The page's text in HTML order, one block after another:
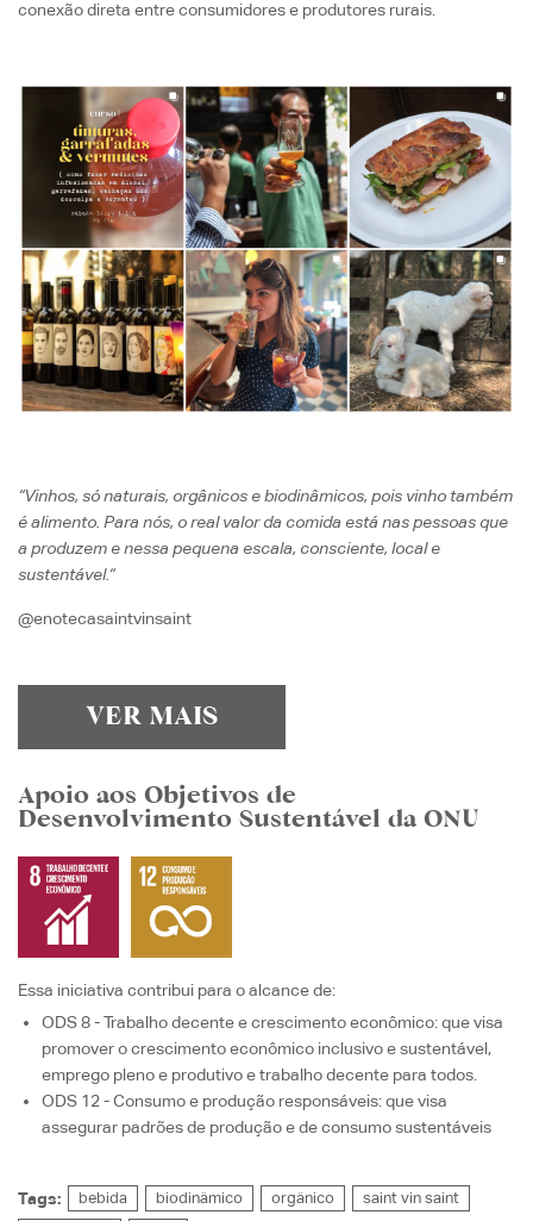
conexão direta entre consumidores e produtores rurais.
“Vinhos, só naturais, orgânicos e biodinâmicos, pois vinho também
é alimento. Para nós, o real valor da comida está nas pessoas que
a produzem e nessa pequena escala, consciente, local e
sustentável.“
@enotecasaintvinsaint
VER MAIS
Apoio aos Objetivos de
Desenvolvimento Sustentável da ONU
Essa iniciativa contribui para o alcance de:
ODS 8 - Trabalho decente e crescimento econômico: que visa
promover o crescimento econômico inclusivo e sustentável,
emprego pleno e produtivo e trabalho decente para todos.
ODS 12 - Consumo e produção responsáveis: que visa
assegurar padrões de produção e de consumo sustentáveis
Tags: bebida biodinâmico orgânico
saint vin saint